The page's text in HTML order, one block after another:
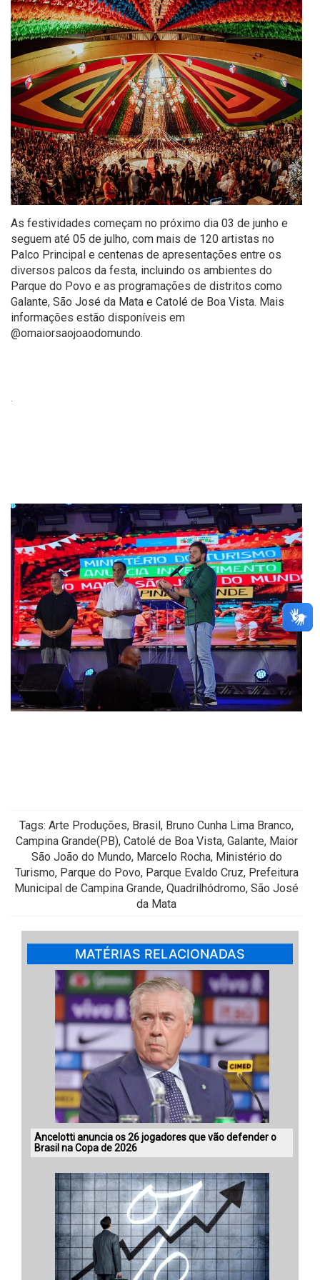
As festividades começam no próximo dia 03 de junho e
seguem até 05 de julho, com mais de 120 artistas no
Palco Principal e centenas de apresentações entre os
diversos palcos da festa, incluindo os ambientes do
Parque do Povo e as programações de distritos como
Galante, São José da Mata e Catolé de Boa Vista. Mais
informações estão disponíveis em
@omaiorsaojoaodomundo.
Tags: Arte Produções, Brasil, Bruno Cunha Lima Branco,
Campina Grande(PB), Catolé de Boa Vista, Galante, Maior
São João do Mundo, Marcelo Rocha, Ministério do
Turismo, Parque do Povo, Parque Evaldo Cruz, Prefeitura
Municipal de Campina Grande, Quadrilhódromo, São José
da Mata
MATÉRIAS RELACIONADAS
Ancelotti anuncia os 26 jogadores que vão defender o
Brasil na Copa de 2026